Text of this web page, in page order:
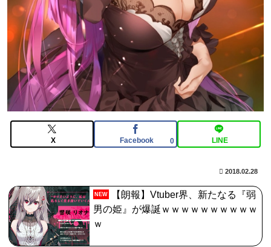
んなの反応まとめ
X Facebook 0 LINE
2018.02.28
NEW
【朗報】Vtuber界、新たなる『弱
男の姫』が爆誕ｗｗｗｗｗｗｗｗｗｗ
ｗ